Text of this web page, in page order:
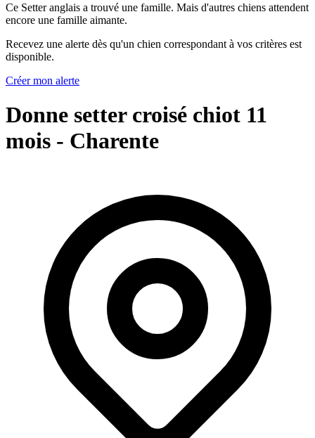
Ce Setter anglais a trouvé une famille. Mais d'autres chiens attendent
encore une famille aimante.
Recevez une alerte dès qu'un chien correspondant à vos critères est
disponible.
Créer mon alerte
Donne setter croisé chiot 11
mois - Charente